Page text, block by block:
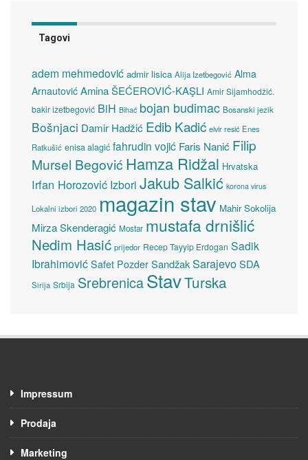
Tagovi
adem mehmedović admir lisica Alija Izetbegović Alma
Arnautović Amina ŠEĆEROVIĆ-KAŞLI Amir Sijamhodžić.
bakir izetbegović BiH Bihać bojan budimac Bosanski jezik
Bošnjaci Damir Hadžić Edib Kadić elvir resić Enes
Ratkušić enisa alagić fahrudin vojić Faris Nanić Filip
Mursel Begović Hamza Ridžal Hrvatska
Irfan Horozović Izbori Jakub Salkić korona virus
Lokalni izbori 2020 magazin stav Mahir Sokolija
Mirza Skenderagić Mostar mustafa drnišlić
Nedim Hasić prijedor Recep Tayyip Erdogan Sadik
Ibrahimović Safet Pozder SandžakSarajevoSDA
Sirija Srbija SrebrenicaStavTurska
Impressum
Prodaja
Marketing